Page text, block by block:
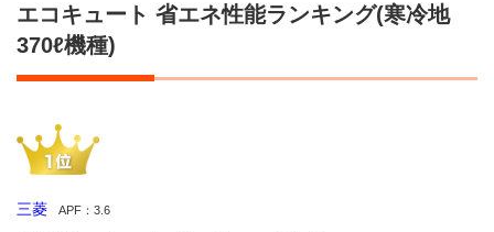
エコキュート 省エネ性能ランキング(寒冷地
370ℓ機種)
三菱 APF：3.6